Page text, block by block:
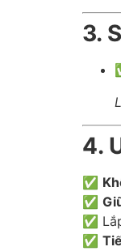
3.
4.
✅
✅
✅
✅